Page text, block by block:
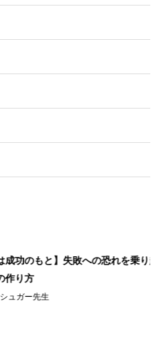
功のもと】失敗への恐れを乗り越
り方
ガー先生